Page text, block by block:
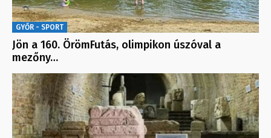
GYŐR - SPORT
Jön a 160. ÖrömFutás, olimpikon úszóval a
mezőny…